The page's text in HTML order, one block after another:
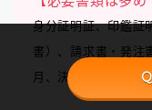
身分証明証、印鑑証
書）、請求書・発注
月、決算書2期～3期